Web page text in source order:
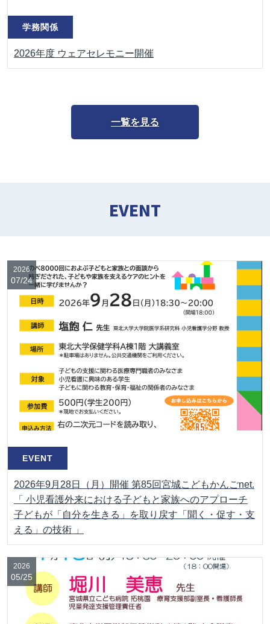
学務関係
2026年度 ウェアセレモニー開催
一覧を見る
EVENT
EVENT
2026年9月28日（月）開催 第85回宮城こどもかんごnet.
「 小児看護外来における子どもと家族へのアプローチ
子どもが「自分を生きる」を取り戻す「聞く・促す・支
える」の技術 」
2026
07/24
2026
05/25